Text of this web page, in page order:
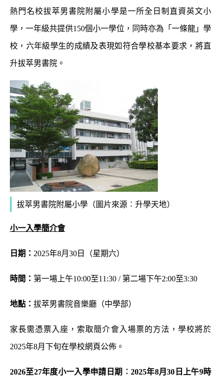
熱門名校拔萃男書院附屬小學是一所全日制直資英文小
學，一年級共提供150個小一學位，同時亦為「一條龍」學
校，六年級學生的成績及表現如符合學校基本要求，將直
升拔萃男書院。
拔萃男書院附屬小學（圖片來源︰升學天地）
小一入學簡介會
日期： 2025年8月30日（星期六）
時間： 第一場上午10:00至11:30 / 第二場下午2:00至3:30
地點： 拔萃男書院音樂廳（中學部）
家長需憑票入座，索取簡介會入場票的方法，學校將於
2025年8月下旬在學校網頁公佈。
2026至27年度小一入學申請日期︰ 2025年8月30日上午9時